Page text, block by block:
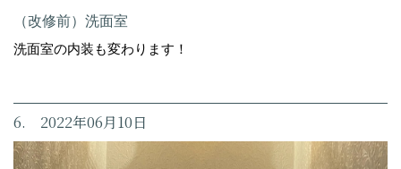
（改修前）洗面室
洗面室の内装も変わります！
6. 2022年06月10日